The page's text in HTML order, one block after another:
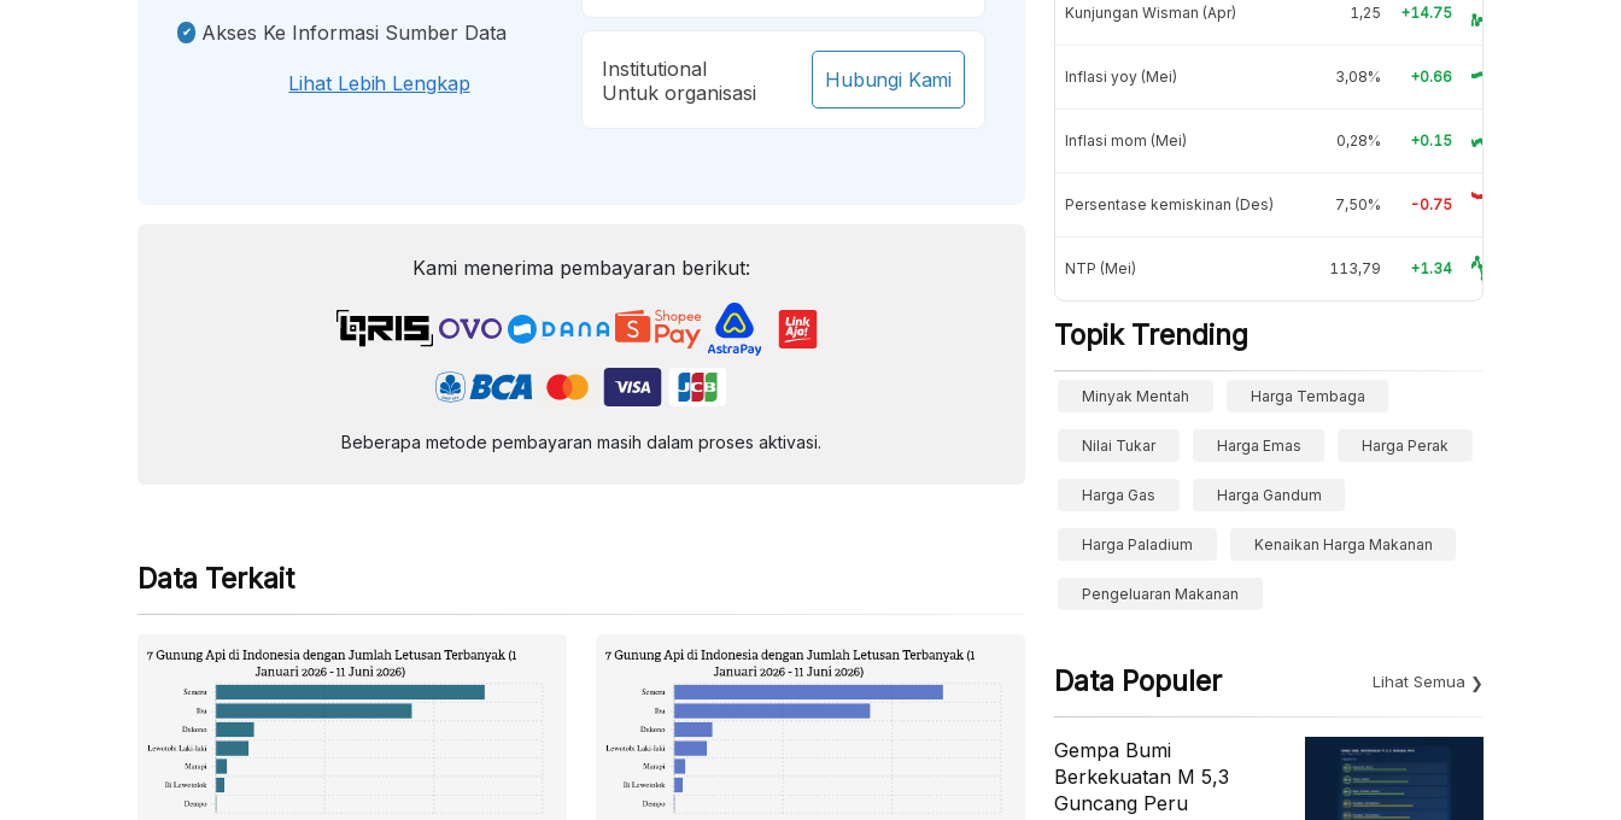
Akses Ke Informasi Sumber Data
Lihat Lebih Lengkap
Institutional
Untuk organisasi
Hubungi Kami
Kami menerima pembayaran berikut:
Beberapa metode pembayaran masih dalam proses aktivasi.
Data Terkait
Kunjungan Wisman (Apr) 1,25 +14.75
Inflasi yoy (Mei) 3,08% +0.66
Inflasi mom (Mei) 0,28% +0.15
Persentase kemiskinan (Des) 7,50% -0.75
NTP (Mei) 113,79 +1.34
Topik Trending
Minyak Mentah Harga Tembaga
Nilai Tukar Harga Emas Harga Perak
Harga Gas Harga Gandum
Harga Paladium Kenaikan Harga Makanan
Pengeluaran Makanan
Data Populer Lihat Semua
Gempa Bumi
Berkekuatan M 5,3
Guncang Peru